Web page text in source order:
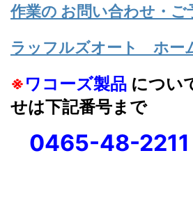
作業の お問い合わせ・ご
ラッフルズオート ホー
※ワコーズ製品 につい
せは下記番号まで
0465-48-2211